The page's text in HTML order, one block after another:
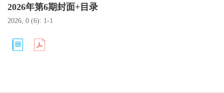
2026年第6期封面+目录
2026, 0 (6): 1-1